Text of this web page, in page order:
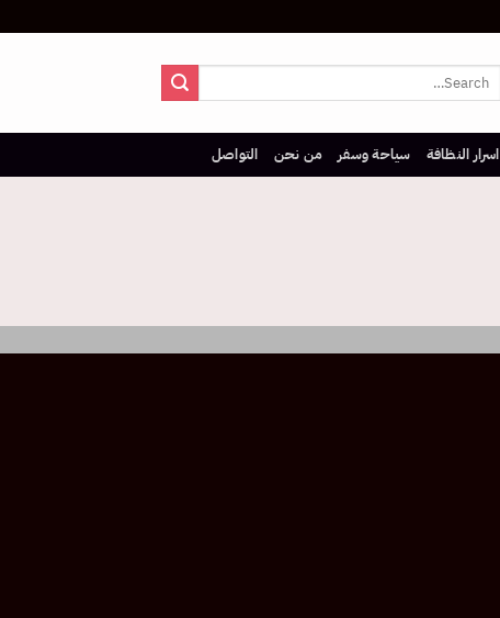
اسرار النظافة سياحة وسفر من نحن التواصل